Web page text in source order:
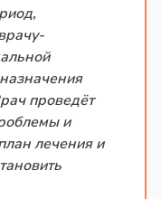
проведёт
и
лечения и